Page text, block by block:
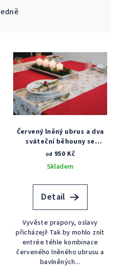
Červený lněný ubrus a dva
sváteční běhouny se
zlatými hvězdami
od 950 Kč
Skladem
Detail
Vyvěste prapory, oslavy
přicházejí! Tak by mohlo znít
entrée téhle kombinace
červeného lněného ubrusu a
bavlněných...